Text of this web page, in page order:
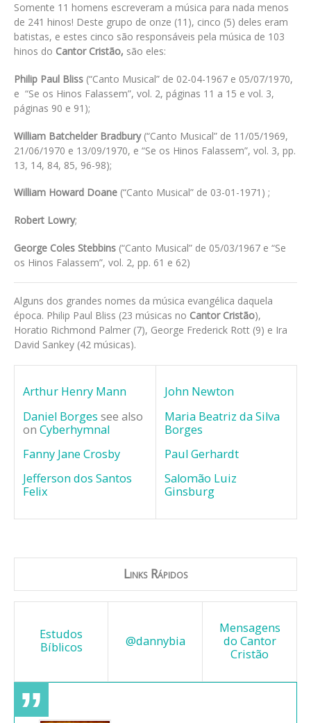
Somente 11 homens escreveram a música para nada menos
de 241 hinos! Deste grupo de onze (11), cinco (5) deles eram
batistas, e estes cinco são responsáveis pela música de 103
hinos do Cantor Cristão, são eles:
Philip Paul Bliss (“Canto Musical” de 02-04-1967 e 05/07/1970,
e “Se os Hinos Falassem”, vol. 2, páginas 11 a 15 e vol. 3,
páginas 90 e 91);
William Batchelder Bradbury(“Canto Musical” de 11/05/1969,
21/06/1970 e 13/09/1970, e “Se os Hinos Falassem”, vol. 3, pp.
13, 14, 84, 85, 96-98);
William Howard Doane (“Canto Musical” de 03-01-1971) ;
Robert Lowry;
George Coles Stebbins (“Canto Musical” de 05/03/1967 e “Se
os Hinos Falassem”, vol. 2, pp. 61 e 62)
Alguns dos grandes nomes da música evangélica daquela
época. Philip Paul Bliss (23 músicas no Cantor Cristão),
Horatio Richmond Palmer (7), George Frederick Rott (9) e Ira
David Sankey (42 músicas).
Arthur Henry Mann
Daniel Borges see also
on Cyberhymnal
Fanny Jane Crosby
Jefferson dos Santos
Felix
John Newton
Maria Beatriz da Silva
Borges
Paul Gerhardt
Salomão Luiz
Ginsburg
Links Rápidos
Estudos
Bíblicos
@dannybia
Mensagens
do Cantor
Cristão